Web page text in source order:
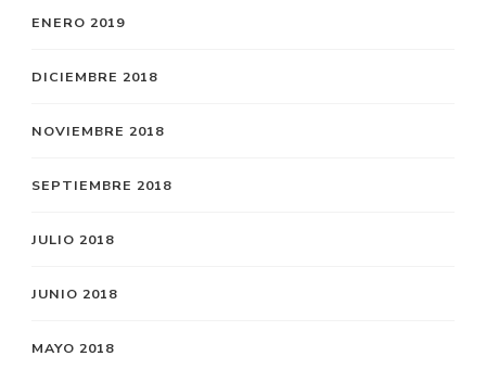
ENERO 2019
DICIEMBRE 2018
NOVIEMBRE 2018
SEPTIEMBRE 2018
JULIO 2018
JUNIO 2018
MAYO 2018